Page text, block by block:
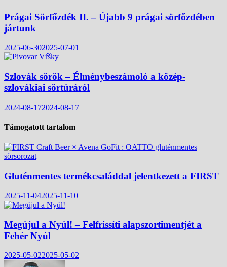
Prágai Sörfőzdék II. – Újabb 9 prágai sörfőzdében
jártunk
2025-06-302025-07-01
Szlovák sörök – Élménybeszámoló a közép-
szlovákiai sörtúráról
2024-08-172024-08-17
Támogatott tartalom
Gluténmentes termékcsaláddal jelentkezett a FIRST
2025-11-042025-11-10
Megújul a Nyúl! – Felfrissíti alapszortimentjét a
Fehér Nyúl
2025-05-022025-05-02